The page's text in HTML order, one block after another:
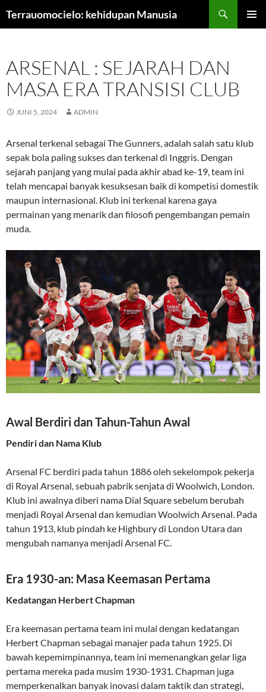
keTerrauomocielo: kehidupan Manusia
ARSENAL : SEJARAH DAN
MASA ERA TRANSISI CLUB
JUNI 5, 2024 ADMIN
Arsenal terkenal sebagai The Gunners, adalah salah satu klub
sepak bola paling sukses dan terkenal di Inggris. Dengan
sejarah panjang yang mulai pada akhir abad ke-19, team ini
telah mencapai banyak kesuksesan baik di kompetisi domestik
maupun internasional. Klub ini terkenal karena gaya
permainan yang menarik dan filosofi pengembangan pemain
muda.
Awal Berdiri dan Tahun-Tahun Awal
Pendiri dan Nama Klub
Arsenal FC berdiri pada tahun 1886 oleh sekelompok pekerja
di Royal Arsenal, sebuah pabrik senjata di Woolwich, London.
Klub ini awalnya diberi nama Dial Square sebelum berubah
menjadi Royal Arsenal dan kemudian Woolwich Arsenal. Pada
tahun 1913, klub pindah ke Highbury di London Utara dan
mengubah namanya menjadi Arsenal FC.
Era 1930-an: Masa Keemasan Pertama
Kedatangan Herbert Chapman
Era keemasan pertama team ini mulai dengan kedatangan
Herbert Chapman sebagai manajer pada tahun 1925. Di
bawah kepemimpinannya, team ini memenangkan gelar liga
pertama mereka pada musim 1930-1931. Chapman juga
memperkenalkan banyak inovasi dalam taktik dan strategi,